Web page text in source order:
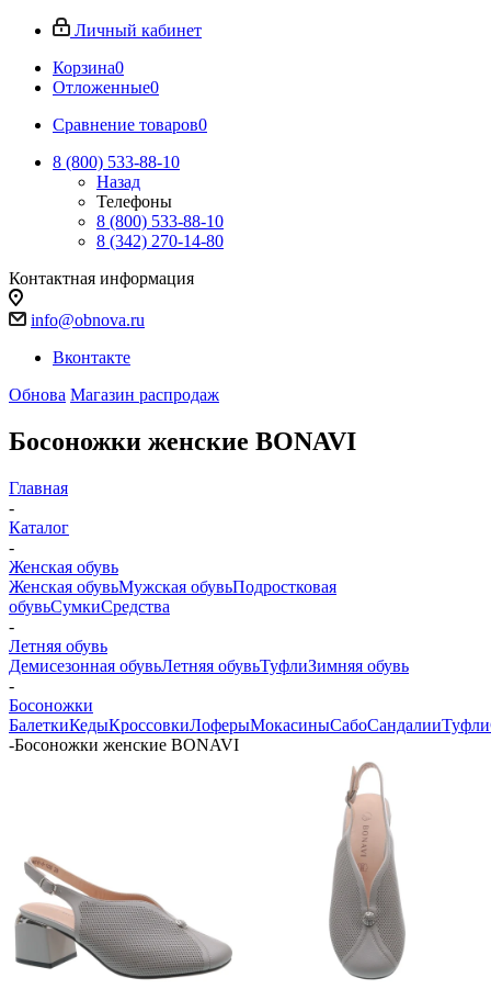
Личный кабинет
Корзина0
Отложенные0
Сравнение товаров0
8 (800) 533-88-10
Назад
Телефоны
8 (800) 533-88-10
8 (342) 270-14-80
Контактная информация
info@obnova.ru
Вконтакте
Обнова Магазин распродаж
Босоножки женские BONAVI
Главная
-
Каталог
-
Женская обувь
Женская обувьМужская обувьПодростковая
обувьСумкиСредства
-
Летняя обувь
Демисезонная обувьЛетняя обувьТуфлиЗимняя обувь
-
Босоножки
БалеткиКедыКроссовкиЛоферыМокасиныСабоСандалииТуфли
-Босоножки женские BONAVI